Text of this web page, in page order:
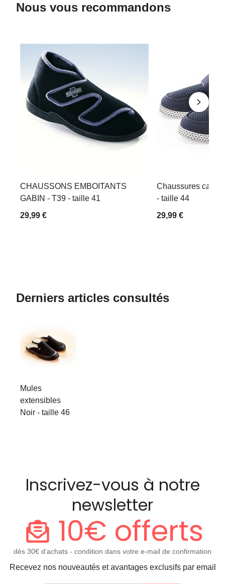
Nous vous recommandons
CHAUSSONS EMBOITANTS
GABIN - T39 - taille 41
29,99 €
Chaussures
- taille 44
29,99 €
Derniers articles consultés
Mules
extensibles
Noir - taille 46
Inscrivez-vous à notre
newsletter
10€ offerts
dès 30€ d’achats - condition dans votre e-mail de confirmation
Recevez nos nouveautés et avantages exclusifs par email